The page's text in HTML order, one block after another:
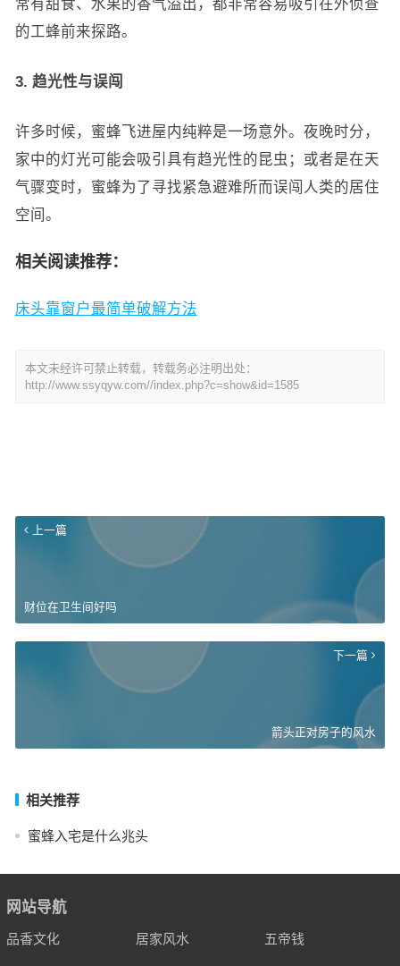
常有甜食、水果的香气溢出，都非常容易吸引在外侦查
的工蜂前来探路。
3. 趋光性与误闯
许多时候，蜜蜂飞进屋内纯粹是一场意外。夜晚时分，
家中的灯光可能会吸引具有趋光性的昆虫；或者是在天
气骤变时，蜜蜂为了寻找紧急避难所而误闯人类的居住
空间。
相关阅读推荐：
床头靠窗户最简单破解方法
本文未经许可禁止转载，转载务必注明出处：
http://www.ssyqyw.com//index.php?c=show&id=1585
上一篇
财位在卫生间好吗
下一篇
箭头正对房子的风水
相关推荐
蜜蜂入宅是什么兆头
网站导航
品香文化 居家风水 五帝钱